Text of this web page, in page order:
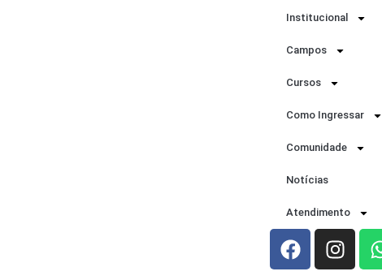
Institucional
Campos
Cursos
Como Ingressar
Comunidade
Notícias
Atendimento